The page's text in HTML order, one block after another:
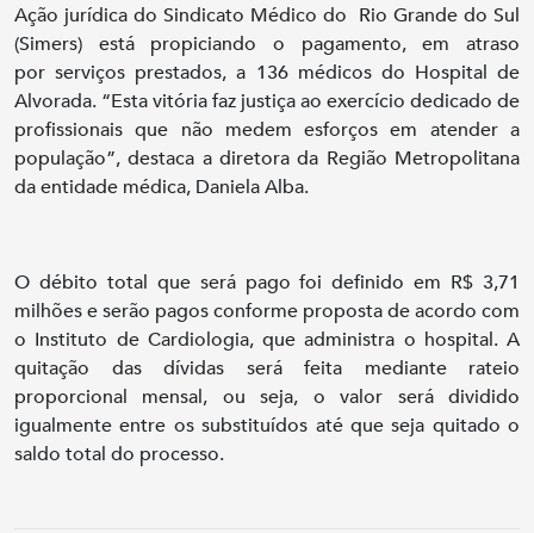
Ação jurídica do Sindicato Médico do Rio Grande do Sul
(Simers) está propiciando o pagamento, em atraso
por serviços prestados, a 136 médicos do Hospital de
Alvorada. “Esta vitória faz justiça ao exercício dedicado de
profissionais que não medem esforços em atender a
população”, destaca a diretora da Região Metropolitana
da entidade médica, Daniela Alba.
O débito total que será pago foi definido em R$ 3,71
milhões e serão pagos conforme proposta de acordo com
o Instituto de Cardiologia, que administra o hospital. A
quitação das dívidas será feita mediante rateio
proporcional mensal, ou seja, o valor será dividido
igualmente entre os substituídos até que seja quitado o
saldo total do processo.